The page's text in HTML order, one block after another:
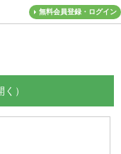
無料会員登録・ログイン